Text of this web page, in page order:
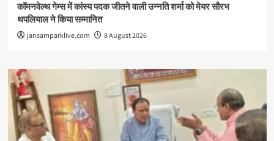
कॉमनवेल्थ गेम्स में कांस्य पदक जीतने वाली उन्नति शर्मा को मेयर सौरभ
थपलियाल ने किया सम्मानित
jansamparklive.com 8 August 2026